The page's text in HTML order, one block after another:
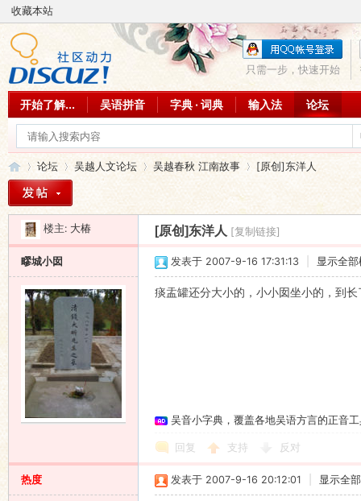
收藏本站
只需一步，快速开始
开始了解... 吴语拼音 字典 · 词典 输入法 论坛
»
论坛
›
吴越人文论坛 吴越春秋 江南故事
›
[原创]东洋人
楼主: 大椿 [原创]东洋人 [复制链接]
疁城小囡 发表于 2007-9-16 17:31:13 显示全部
痰盂罐还分大小的，小小囡坐小的，到
吴音小字典，覆盖各地吴语方言的正音
回复 支持 反对
热度 发表于 2007-9-16 20:12:01 显示全